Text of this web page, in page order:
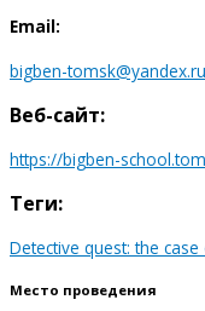
Email:
bigben-tomsk@yandex.ru
Веб-сайт:
https://bigben-
Теги:
Detective quest: the
Место проведения